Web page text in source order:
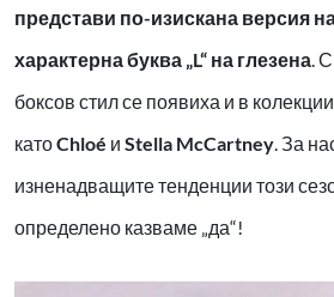
представи по-изискана версия
характерна буква „L“ на глезена.
боксов стил се появиха и в
катоChloé и Stella McCartney. За
изненадващите тенденции този
определено казваме „да“!